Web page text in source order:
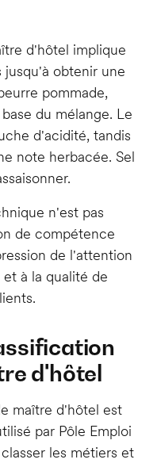
d'hôtel implique
obtenir une
pommade,
du mélange. Le
d'acidité, tandis
note herbacée. Sel
n'est pas
de compétence
de l'attention
à la qualité de
d'hôtel
maître d'hôtel est
par Pôle Emploi
les métiers et